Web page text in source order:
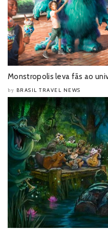
Monstropolis leva fãs ao
by BRASIL TRAVEL NEWS